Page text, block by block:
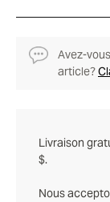
Avez-
article?
Livraison
$.
Nous